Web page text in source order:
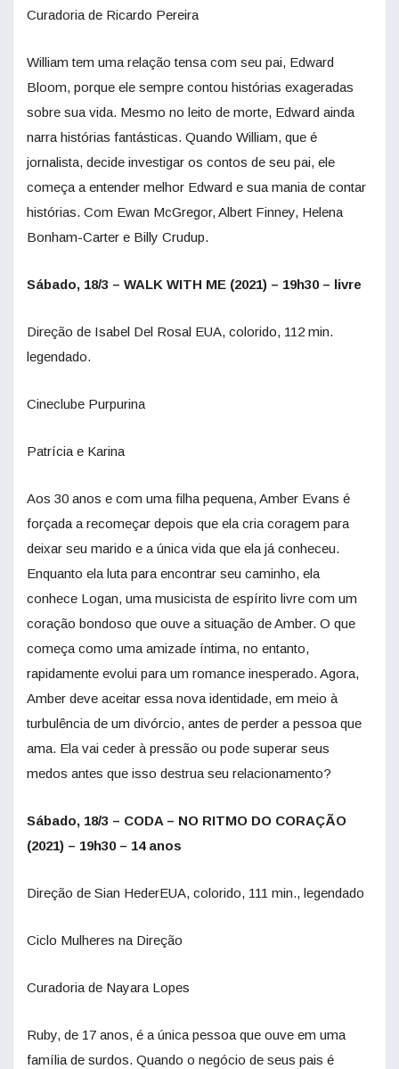
Curadoria de Ricardo Pereira
William tem uma relação tensa com seu pai, Edward
Bloom, porque ele sempre contou histórias exageradas
sobre sua vida. Mesmo no leito de morte, Edward ainda
narra histórias fantásticas. Quando William, que é
jornalista, decide investigar os contos de seu pai, ele
começa a entender melhor Edward e sua mania de contar
histórias. Com Ewan McGregor, Albert Finney, Helena
Bonham-Carter e Billy Crudup.
Sábado, 18/3 – WALK WITH ME (2021) – 19h30 – livre
Direção de Isabel Del Rosal EUA, colorido, 112 min.
legendado.
Cineclube Purpurina
Patrícia e Karina
Aos 30 anos e com uma filha pequena, Amber Evans é
forçada a recomeçar depois que ela cria coragem para
deixar seu marido e a única vida que ela já conheceu.
Enquanto ela luta para encontrar seu caminho, ela
conhece Logan, uma musicista de espírito livre com um
coração bondoso que ouve a situação de Amber. O que
começa como uma amizade íntima, no entanto,
rapidamente evolui para um romance inesperado. Agora,
Amber deve aceitar essa nova identidade, em meio à
turbulência de um divórcio, antes de perder a pessoa que
ama. Ela vai ceder à pressão ou pode superar seus
medos antes que isso destrua seu relacionamento?
Sábado, 18/3 – CODA – NO RITMO DO CORAÇÃO
(2021) – 19h30 – 14 anos
Direção de Sian HederEUA, colorido, 111 min., legendado
Ciclo Mulheres na Direção
Curadoria de Nayara Lopes
Ruby, de 17 anos, é a única pessoa que ouve em uma
família de surdos. Quando o negócio de seus pais é